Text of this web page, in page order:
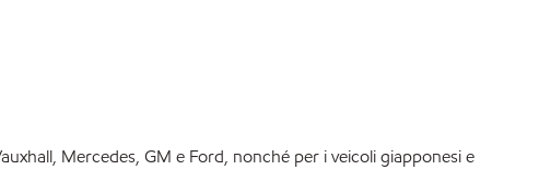
Mercedes, GM e Ford, nonché per i veicoli giapponesi e